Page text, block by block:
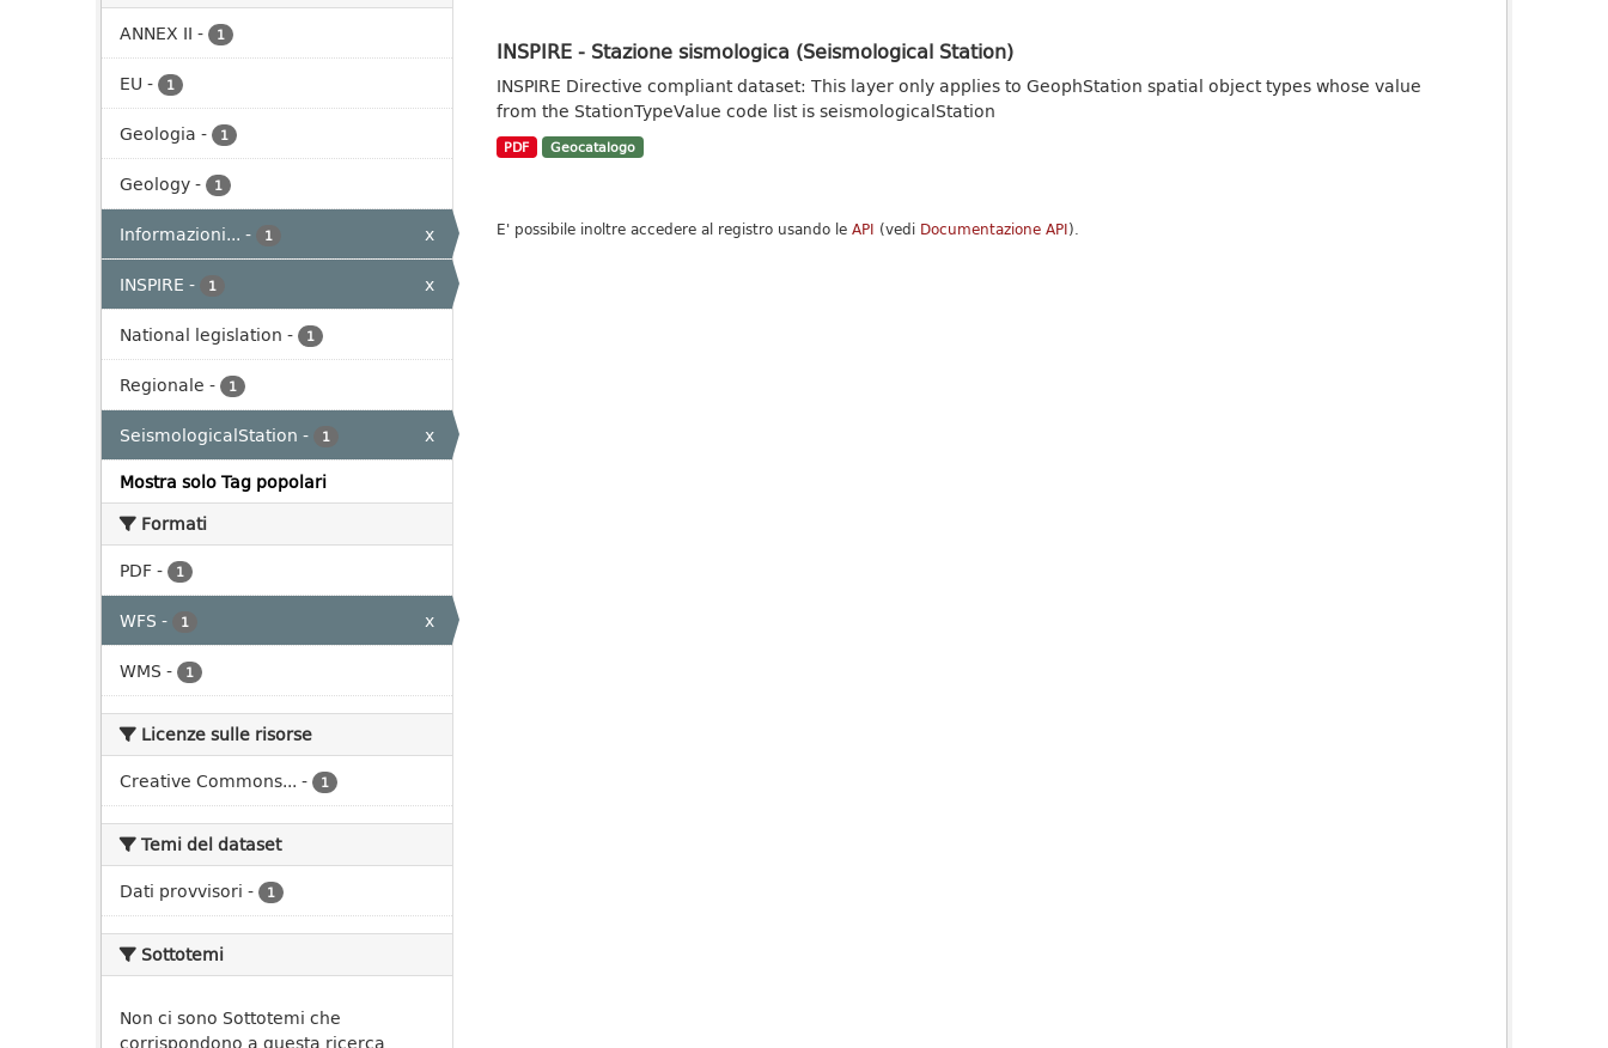
ANNEX II - 1
EU - 1
Geologia - 1
Geology- 1
Informazioni... - 1
x
INSPIRE - 1
x
National legislation - 1
Regionale - 1
SeismologicalStation - 1
x
Mostra solo Tag popolari
Formati
PDF- 1
WFS - 1
x
WMS - 1
Licenze sulle risorse
Creative Commons... - 1
Temi del dataset
Dati provvisori - 1
Sottotemi
Non ci sono Sottotemi che
corrispondono a questa ricerca
INSPIRE - Stazione sismologica (Seismological Station)
INSPIRE Directive compliant dataset: This layer only applies to GeophStation spatial object types whose value
from the StationTypeValue code list is seismologicalStation
PDF Geocatalogo
E' possibile inoltre accedere al registro usando le API (vedi Documentazione API).